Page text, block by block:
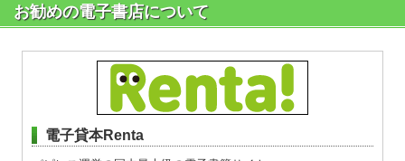
お勧めの電子書店について
電子貸本Renta